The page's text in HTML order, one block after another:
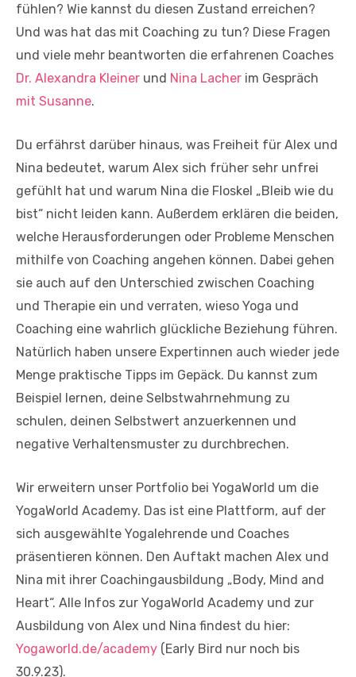
fühlen? Wie kannst du diesen Zustand erreichen?
Und was hat das mit Coaching zu tun? Diese Fragen
und viele mehr beantworten die erfahrenen Coaches
Dr. Alexandra Kleiner und Nina Lacher im Gespräch
mit Susanne.
Du erfährst darüber hinaus, was Freiheit für Alex und
Nina bedeutet, warum Alex sich früher sehr unfrei
gefühlt hat und warum Nina die Floskel „Bleib wie du
bist“ nicht leiden kann. Außerdem erklären die beiden,
welche Herausforderungen oder Probleme Menschen
mithilfe von Coaching angehen können. Dabei gehen
sie auch auf den Unterschied zwischen Coaching
und Therapie ein und verraten, wieso Yoga und
Coaching eine wahrlich glückliche Beziehung führen.
Natürlich haben unsere Expertinnen auch wieder jede
Menge praktische Tipps im Gepäck. Du kannst zum
Beispiel lernen, deine Selbstwahrnehmung zu
schulen, deinen Selbstwert anzuerkennen und
negative Verhaltensmuster zu durchbrechen.
Wir erweitern unser Portfolio bei YogaWorld um die
YogaWorld Academy. Das ist eine Plattform, auf der
sich ausgewählte Yogalehrende und Coaches
präsentieren können. Den Auftakt machen Alex und
Nina mit ihrer Coachingausbildung „Body, Mind and
Heart“. Alle Infos zur YogaWorld Academy und zur
Ausbildung von Alex und Nina findest du hier:
Yogaworld.de/academy (Early Bird nur noch bis
30.9.23).